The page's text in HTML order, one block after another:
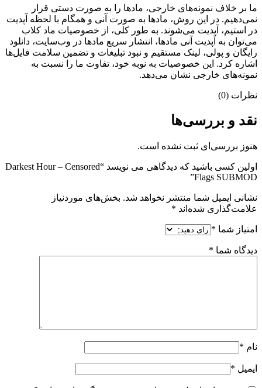
ما بر خلاف نمونه‌های خارجی، مادها را به صورت دستی قرار
نمی‌دهیم. در این روش، مادها به صورت آنی و همگام با لحظه آپدیت
در استیم، آپدیت می‌شوند. به طور کلی، از خصوصیات ماد کلاب
می‌‌توان به آپدیت آنی مادها، انتشار سریع مادها در وب‌سایت، دانلود
رایگان و پولی، لینک مستقیم و نبود تبلیغات و تضمین سلامت فایل‌ها
اشاره کرد. این خصوصیات به نوبه خود، تفاوت ما را نسبت به
نمونه‌های خارجی نشان می‌دهد.
نظرات (0)
نقد و بررسی‌ها
هنوز بررسی‌ای ثبت نشده است.
اولین کسی باشید که دیدگاهی می نویسد “Darkest Hour – Censored
Flags SUBMOD”
نشانی ایمیل شما منتشر نخواهد شد. بخش‌های موردنیاز
علامت‌گذاری شده‌اند *
امتیاز شما *
دیدگاه شما *
نام *
ایمیل *